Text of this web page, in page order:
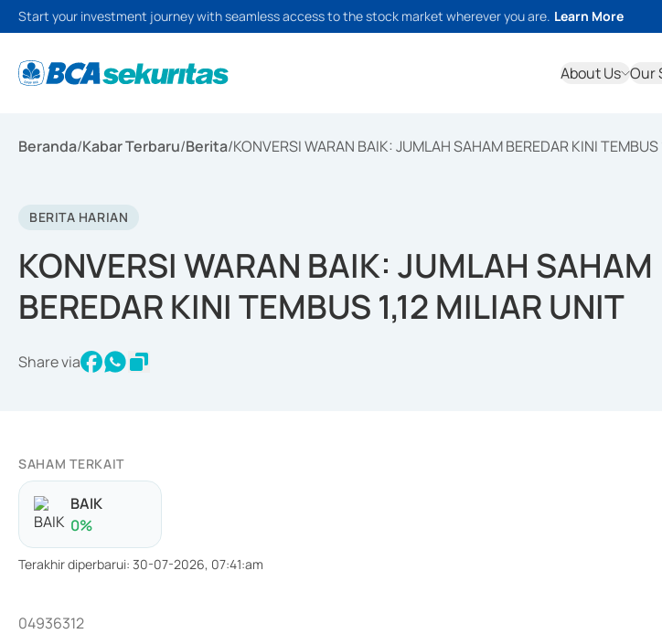
Start your investment journey with seamless access to the stock market wherever you are. Learn More
About Us Our
Beranda/Kabar Terbaru/Berita/KONVERSI WARAN BAIK: JUMLAH SAHAM BEREDAR KINI TEMBUS
BERITA HARIAN
KONVERSI WARAN BAIK: JUMLAH SAHAM
BEREDAR KINI TEMBUS 1,12 MILIAR UNIT
Share via
SAHAM TERKAIT
BAIK
0%
Terakhir diperbarui: 30-07-2026, 07:41:am
04936312